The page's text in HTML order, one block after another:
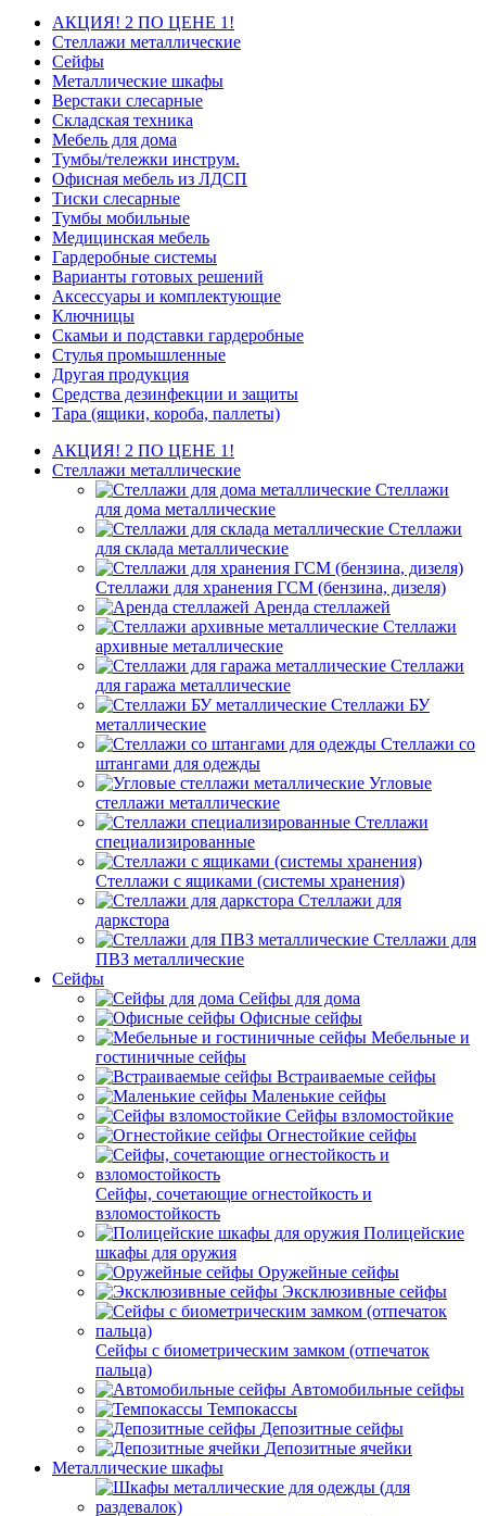
АКЦИЯ! 2 ПО ЦЕНЕ 1!
Стеллажи металлические
Сейфы
Металлические шкафы
Верстаки слесарные
Складская техника
Мебель для дома
Тумбы/тележки инструм.
Офисная мебель из ЛДСП
Тиски слесарные
Тумбы мобильные
Медицинская мебель
Гардеробные системы
Варианты готовых решений
Аксессуары и комплектующие
Ключницы
Скамьи и подставки гардеробные
Стулья промышленные
Другая продукция
Средства дезинфекции и защиты
Тара (ящики, короба, паллеты)
АКЦИЯ! 2 ПО ЦЕНЕ 1!
Стеллажи металлические
Стеллажи
для дома металлические
Стеллажи
для склада металлические
Стеллажи для хранения ГСМ (бензина, дизеля)
Аренда стеллажей
Стеллажи
архивные металлические
Стеллажи
для гаража металлические
Стеллажи БУ
металлические
Стеллажи со
штангами для одежды
Угловые
стеллажи металлические
Стеллажи
специализированные
Стеллажи с ящиками (системы хранения)
Стеллажи для
даркстора
Стеллажи для
ПВЗ металлические
Сейфы
Сейфы для дома
Офисные сейфы
Мебельные и
гостиничные сейфы
Встраиваемые сейфы
Маленькие сейфы
Сейфы взломостойкие
Огнестойкие сейфы
Сейфы, сочетающие огнестойкость и
взломостойкость
Полицейские
шкафы для оружия
Оружейные сейфы
Эксклюзивные сейфы
Сейфы с биометрическим замком (отпечаток
пальца)
Автомобильные сейфы
Темпокассы
Депозитные сейфы
Депозитные ячейки
Металлические шкафы